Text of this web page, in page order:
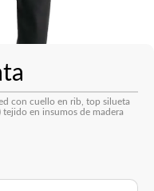
con cuello en rib, top silueta
en insumos de madera